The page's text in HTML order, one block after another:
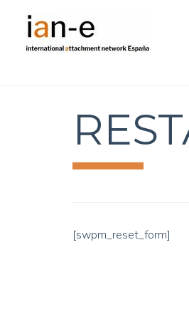
[swpm_reset_form]